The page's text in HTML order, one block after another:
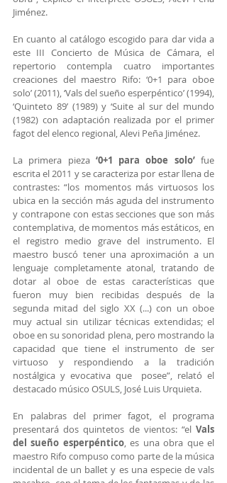
Jiménez.
En cuanto al catálogo escogido para dar vida a
este III Concierto de Música de Cámara, el
repertorio contempla cuatro importantes
creaciones del maestro Rifo: ‘0+1 para oboe
solo’ (2011), ‘Vals del sueño esperpéntico’ (1994),
‘Quinteto 89’ (1989) y ‘Suite al sur del mundo
(1982) con adaptación realizada por el primer
fagot del elenco regional, Alevi Peña Jiménez.
La primera pieza ‘0+1 para oboe solo’ fue
escrita el 2011 y se caracteriza por estar llena de
contrastes: “los momentos más virtuosos los
ubica en la sección más aguda del instrumento
y contrapone con estas secciones que son más
contemplativa, de momentos más estáticos, en
el registro medio grave del instrumento. El
maestro buscó tener una aproximación a un
lenguaje completamente atonal, tratando de
dotar al oboe de estas características que
fueron muy bien recibidas después de la
segunda mitad del siglo XX (...) con un oboe
muy actual sin utilizar técnicas extendidas; el
oboe en su sonoridad plena, pero mostrando la
capacidad que tiene el instrumento de ser
virtuoso y respondiendo a la tradición
nostálgica y evocativa que  posee”, relató el
destacado músico OSULS, José Luis Urquieta.
En palabras del primer fagot, el programa
presentará dos quintetos de vientos: “el Vals
del sueño esperpéntico, es una obra que el
maestro Rifo compuso como parte de la música
incidental de un ballet y es una especie de vals